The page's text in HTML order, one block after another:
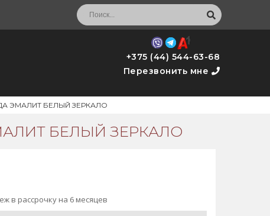
+375 (44) 544-63-68
Перезвонить мне
ЭМАЛИТ БЕЛЫЙ ЗЕРКАЛО
БЕЛЫЙ ЗЕРКАЛО
в рассрочку на 6 месяцев